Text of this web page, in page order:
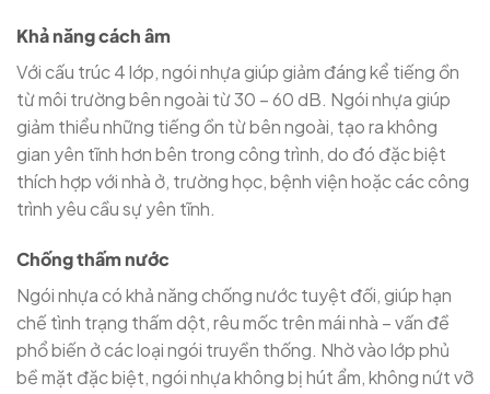
Khả năng cách âm
Với cấu trúc 4 lớp, ngói nhựa giúp giảm đáng kể tiếng ồn
từ môi trường bên ngoài từ 30 – 60 dB. Ngói nhựa giúp
giảm thiểu những tiếng ồn từ bên ngoài, tạo ra không
gian yên tĩnh hơn bên trong công trình, do đó đặc biệt
thích hợp với nhà ở, trường học, bệnh viện hoặc các công
trình yêu cầu sự yên tĩnh.
Chống thấm nước
Ngói nhựa có khả năng chống nước tuyệt đối, giúp hạn
chế tình trạng thấm dột, rêu mốc trên mái nhà – vấn đề
phổ biến ở các loại ngói truyền thống. Nhờ vào lớp phủ
bề mặt đặc biệt, ngói nhựa không bị hút ẩm, không nứt vỡ